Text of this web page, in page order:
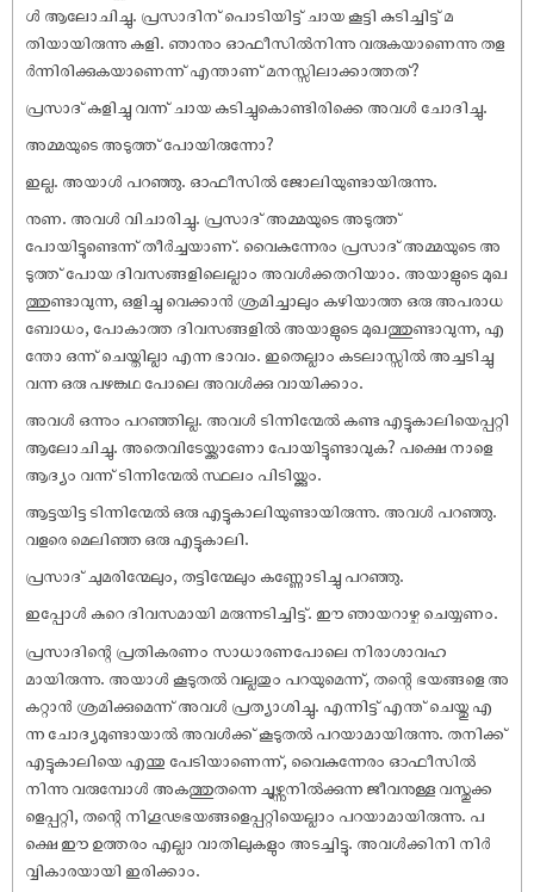
ൾ ആലോചിച്ചു. പ്രസാദിന് പൊടിയിട്ട് ചായ കൂട്ടി കുടിച്ചിട്ട് മ
തിയായിരുന്നു കുളി. ഞാനും ഓഫീസിൽനിന്നു വരുകയാണെന്നു തള
ർന്നിരിക്കുകയാണെന്ന് എന്താണ് മനസ്സിലാക്കാത്തത്?
പ്രസാദ് കുളിച്ചു വന്ന് ചായ കുടിച്ചുകൊണ്ടിരിക്കെ അവൾ ചോദിച്ചു.
അമ്മയുടെ അടുത്ത് പോയിരുന്നോ?
ഇല്ല. അയാൾ പറഞ്ഞു. ഓഫീസിൽ ജോലിയുണ്ടായിരുന്നു.
നുണ. അവൾ വിചാരിച്ചു. പ്രസാദ് അമ്മയുടെ അടുത്ത്
പോയിട്ടുണ്ടെന്ന് തീർച്ചയാണ്. വൈകുന്നേരം പ്രസാദ് അമ്മയുടെ അ
ടുത്ത് പോയ ദിവസങ്ങളിലെല്ലാം അവൾക്കതറിയാം. അയാളുടെ മുഖ
ത്തുണ്ടാവുന്ന, ഒളിച്ചു വെക്കാൻ ശ്രമിച്ചാലും കഴിയാത്ത ഒരു അപരാധ
ബോധം, പോകാത്ത ദിവസങ്ങളിൽ അയാളുടെ മുഖത്തുണ്ടാവുന്ന, എ
ന്തോ ഒന്ന് ചെയ്തില്ലാ എന്ന ഭാവം. ഇതെല്ലാം കടലാസ്സിൽ അച്ചടിച്ചു
വന്ന ഒരു പഴങ്കഥ പോലെ അവൾക്കു വായിക്കാം.
അവൾ ഒന്നും പറഞ്ഞില്ല. അവൾ ടിന്നിന്മേൽ കണ്ട എട്ടുകാലിയെപ്പറ്റി
ആലോചിച്ചു. അതെവിടേയ്ക്കാണോ പോയിട്ടുണ്ടാവുക? പക്ഷെ നാളെ
ആദ്യം വന്ന് ടിന്നിന്മേൽ സ്ഥലം പിടിയ്ക്കും.
ആട്ടയിട്ട ടിന്നിന്മേൽ ഒരു എട്ടുകാലിയുണ്ടായിരുന്നു. അവൾ പറഞ്ഞു.
വളരെ മെലിഞ്ഞ ഒരു എട്ടുകാലി.
പ്രസാദ് ചുമരിന്മേലും, തട്ടിന്മേലും കണ്ണോടിച്ചു പറഞ്ഞു.
ഇപ്പോൾ കുറെ ദിവസമായി മരുന്നടിച്ചിട്ട്. ഈ ഞായറാഴ്ച ചെയ്യണം.
പ്രസാദിന്റെ പ്രതികരണം സാധാരണപോലെ നിരാശാവഹ
മായിരുന്നു. അയാൾ കൂടുതൽ വല്ലതും പറയുമെന്ന്, തന്റെ ഭയങ്ങളെ അ
കറ്റാൻ ശ്രമിക്കുമെന്ന് അവൾ പ്രത്യാശിച്ചു. എന്നിട്ട് എന്ത് ചെയ്തു എ
ന്ന ചോദ്യമുണ്ടായാൽ അവൾക്ക് കൂടുതൽ പറയാമായിരുന്നു. തനിക്ക്
എട്ടുകാലിയെ എന്തു പേടിയാണെന്ന്, വൈകുന്നേരം ഓഫീസിൽ
നിന്നു വരുമ്പോൾ അകത്തുതന്നെ ചൂഴ്ന്നുനിൽക്കുന്ന ജീവനുള്ള വസ്തുക്ക
ളെപ്പറ്റി, തന്റെ നിഗൂഢഭയങ്ങളെപ്പറ്റിയെല്ലാം പറയാമായിരുന്നു. പ
ക്ഷെ ഈ ഉത്തരം എല്ലാ വാതിലുകളും അടച്ചിട്ടു. അവൾക്കിനി നിർ
വ്വികാരയായി ഇരിക്കാം.